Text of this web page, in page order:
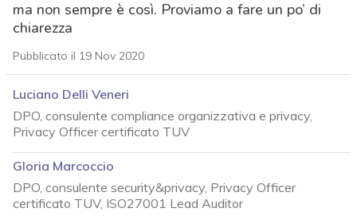
ma non sempre è così. Proviamo a fare un po’ di
chiarezza
Pubblicato il 19 Nov 2020
Luciano Delli Veneri
DPO, consulente compliance organizzativa e privacy,
Privacy Officer certificato TUV
Gloria Marcoccio
DPO, consulente security&privacy, Privacy Officer
certificato TUV, ISO27001 Lead Auditor